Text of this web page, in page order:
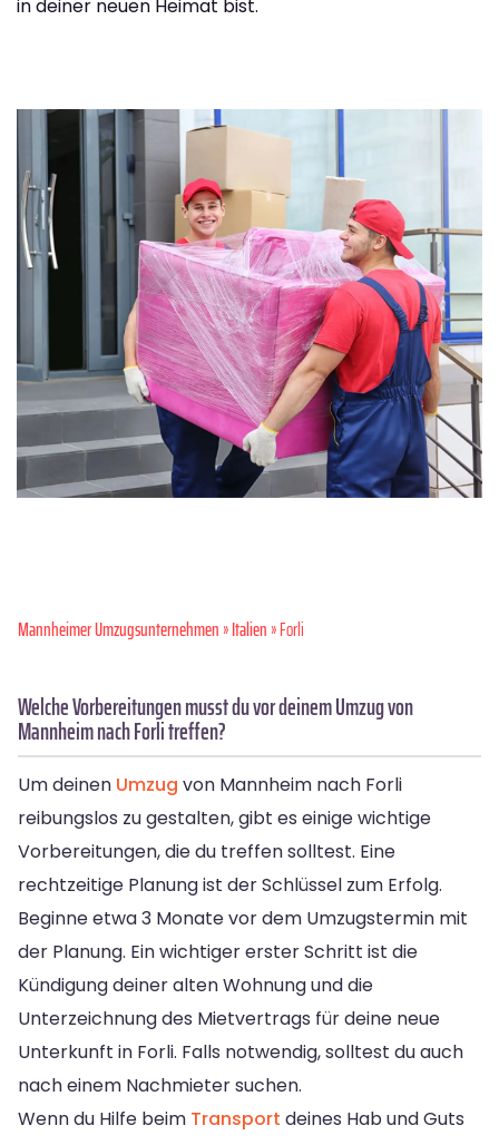
in deiner neuen Heimat bist.
Mannheimer Umzugsunternehmen»Italien» Forli
Welche Vorbereitungen musst du vor deinem Umzug von
Mannheim nach Forli treffen?
Um deinen Umzug von Mannheim nach Forli
reibungslos zu gestalten, gibt es einige wichtige
Vorbereitungen, die du treffen solltest. Eine
rechtzeitige Planung ist der Schlüssel zum Erfolg.
Beginne etwa 3 Monate vor dem Umzugstermin mit
der Planung. Ein wichtiger erster Schritt ist die
Kündigung deiner alten Wohnung und die
Unterzeichnung des Mietvertrags für deine neue
Unterkunft in Forli. Falls notwendig, solltest du auch
nach einem Nachmieter suchen.
Wenn du Hilfe beim Transport deines Hab und Guts